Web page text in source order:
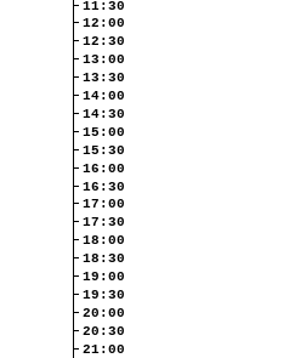
11:30
12:00
12:30
13:00
13:30
14:00
14:30
15:00
15:30
16:00
16:30
17:00
17:30
18:00
18:30
19:00
19:30
20:00
20:30
21:00